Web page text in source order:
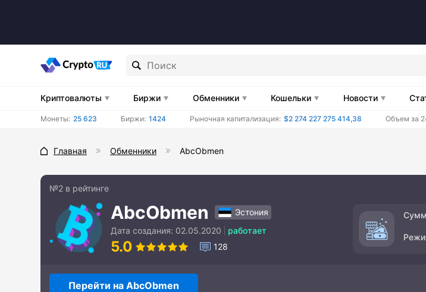
Криптовалюты Биржи Обменники Кошельки Новости
Монеты: 25 623 Биржи: 1424 Рыночная капитализация: $2 274 227 275 414,38 Объем за
Главная Обменники AbcObmen
№2 в рейтинге
AbcObmen
Эстония
Дата создания: 02.05.2020 работает
5.0 128
Перейти на AbcObmen